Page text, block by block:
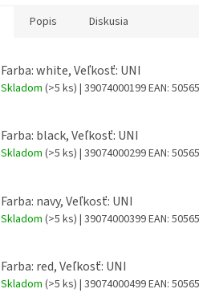
Popis Diskusia
Farba: white, Veľkosť: UNI
Skladom (>5 ks) | 39074000199EAN:
Farba: black, Veľkosť: UNI
Skladom (>5 ks) | 39074000299EAN:
Farba: navy, Veľkosť: UNI
Skladom (>5 ks) | 39074000399EAN:
Farba: red, Veľkosť: UNI
Skladom (>5 ks) | 39074000499EAN: